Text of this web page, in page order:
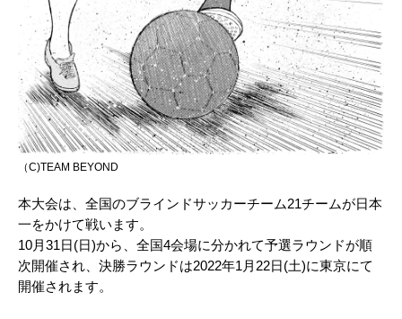
（C)TEAM BEYOND
本大会は、全国のブラインドサッカーチーム21チームが日本
一をかけて戦います。
10月31日(日)から、全国4会場に分かれて予選ラウンドが順
次開催され、決勝ラウンドは2022年1月22日(土)に東京にて
開催されます。